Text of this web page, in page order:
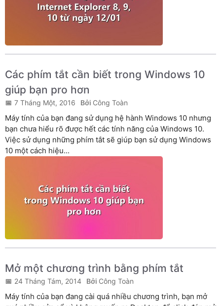
Các phím tắt cần biết trong Windows 10
giúp bạn pro hơn
7 Tháng Một, 2016 Công Toàn
Máy tính của bạn đang sử dụng hệ hành Windows 10 nhưng
bạn chưa hiểu rõ được hết các tính năng của Windows 10.
Việc sử dụng những phím tắt sẽ giúp bạn sử dụng Windows
10 một cách hiệu...
Mở một chương trình bằng phím tắt
24 Tháng Tám, 2014 Công Toàn
Máy tính của bạn đang cài quá nhiều chương trình, bạn mở